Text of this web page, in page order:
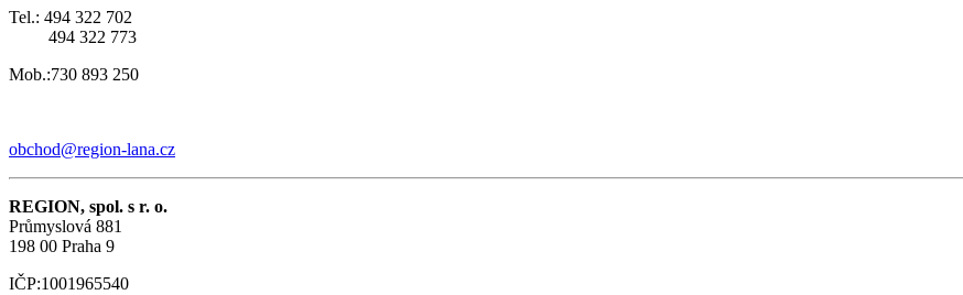
Tel.: 494 322 702
494 322 773
Mob.:730 893 250
obchod@region-lana.cz
REGION, spol. s r. o.
Průmyslová 881
198 00 Praha 9
IČP:1001965540